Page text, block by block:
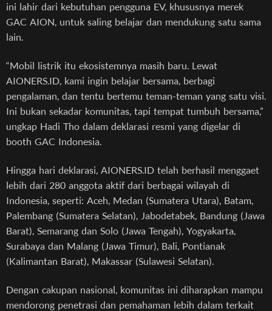
ini lahir dari kebutuhan pengguna EV, khususnya merek
GAC AION, untuk saling belajar dan mendukung satu sama
lain.
“Mobil listrik itu ekosistemnya masih baru. Lewat
AIONERS.ID, kami ingin belajar bersama, berbagi
pengalaman, dan tentu bertemu teman-teman yang satu visi.
Ini bukan sekadar komunitas, tapi tempat tumbuh bersama,”
ungkap Hadi Tho dalam deklarasi resmi yang digelar di
booth GAC Indonesia.
Hingga hari deklarasi, AIONERS.ID telah berhasil menggaet
lebih dari 280 anggota aktif dari berbagai wilayah di
Indonesia, seperti: Aceh, Medan (Sumatera Utara), Batam,
Palembang (Sumatera Selatan), Jabodetabek, Bandung (Jawa
Barat), Semarang dan Solo (Jawa Tengah), Yogyakarta,
Surabaya dan Malang (Jawa Timur), Bali, Pontianak
(Kalimantan Barat), Makassar (Sulawesi Selatan).
Dengan cakupan nasional, komunitas ini diharapkan mampu
mendorong penetrasi dan pemahaman lebih dalam terkait